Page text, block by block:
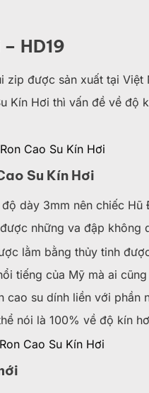
HD19
zip được sản xuất tại
Kín Hơi thì vấn đề về
Su Kín Hơi
dày 3mm nên chiếc
những va đập không
lằm bằng thủy tinh
tiếng của Mỹ mà ai
cao su dính liền với
nói là 100% về độ kín